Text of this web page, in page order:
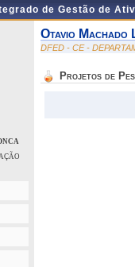
de Gestão de
Otavio Machado
DFED - CE -
Projetos de